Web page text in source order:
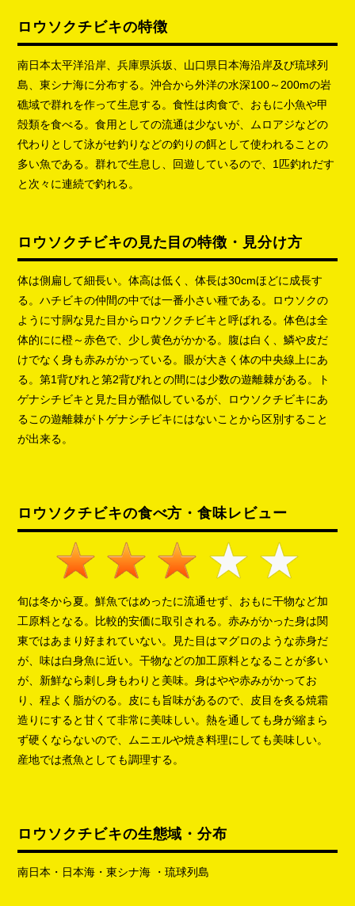
ロウソクチビキの特徴
南日本太平洋沿岸、兵庫県浜坂、山口県日本海沿岸及び琉球列
島、東シナ海に分布する。沖合から外洋の水深100～200mの岩
礁域で群れを作って生息する。食性は肉食で、おもに小魚や甲
殻類を食べる。食用としての流通は少ないが、ムロアジなどの
代わりとして泳がせ釣りなどの釣りの餌として使われることの
多い魚である。群れで生息し、回遊しているので、1匹釣れだす
と次々に連続で釣れる。
ロウソクチビキの見た目の特徴・見分け方
体は側扁して細長い。体高は低く、体長は30cmほどに成長す
る。ハチビキの仲間の中では一番小さい種である。ロウソクの
ように寸胴な見た目からロウソクチビキと呼ばれる。体色は全
体的にに橙～赤色で、少し黄色がかかる。腹は白く、鱗や皮だ
けでなく身も赤みがかっている。眼が大きく体の中央線上にあ
る。第1背びれと第2背びれとの間には少数の遊離棘がある。ト
ゲナシチビキと見た目が酷似しているが、ロウソクチビキにあ
るこの遊離棘がトゲナシチビキにはないことから区別すること
が出来る。
ロウソクチビキの食べ方・食味レビュー
旬は冬から夏。鮮魚ではめったに流通せず、おもに干物など加
工原料となる。比較的安価に取引される。赤みがかった身は関
東ではあまり好まれていない。見た目はマグロのような赤身だ
が、味は白身魚に近い。干物などの加工原料となることが多い
が、新鮮なら刺し身もわりと美味。身はやや赤みがかってお
り、程よく脂がのる。皮にも旨味があるので、皮目を炙る焼霜
造りにすると甘くて非常に美味しい。熱を通しても身が縮まら
ず硬くならないので、ムニエルや焼き料理にしても美味しい。
産地では煮魚としても調理する。
ロウソクチビキの生態域・分布
南日本・日本海・東シナ海 ・琉球列島